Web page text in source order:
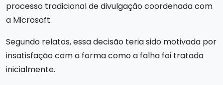
processo tradicional de divulgação coordenada com
a Microsoft.
Segundo relatos, essa decisão teria sido motivada por
insatisfação com a forma como a falha foi tratada
inicialmente.